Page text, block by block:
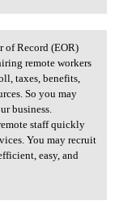
of
of Record (EOR)
remote workers
taxes, benefits,
So you may
business.
staff quickly
You may recruit
easy, and